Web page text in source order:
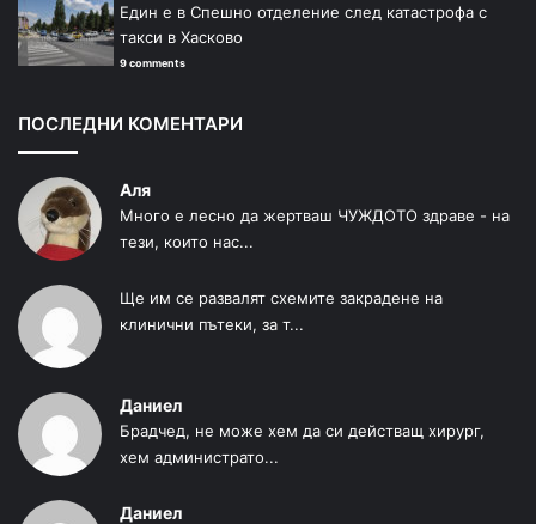
Един е в Спешно отделение след катастрофа с
такси в Хасково
9 comments
ПОСЛЕДНИ КОМЕНТАРИ
Аля
Много е лесно да жертваш ЧУЖДОТО здраве - на
тези, които нас...
Ще им се развалят схемите закрадене на
клинични пътеки, за т...
Даниел
Брадчед, не може хем да си действащ хирург,
хем администрато...
Даниел